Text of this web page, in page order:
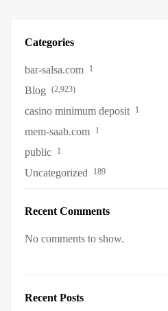
Categories
bar-salsa.com 1
Blog (2,923)
casino minimum deposit 1
mem-saab.com 1
public 1
Uncategorized 189
Recent Comments
No comments to show.
Recent Posts